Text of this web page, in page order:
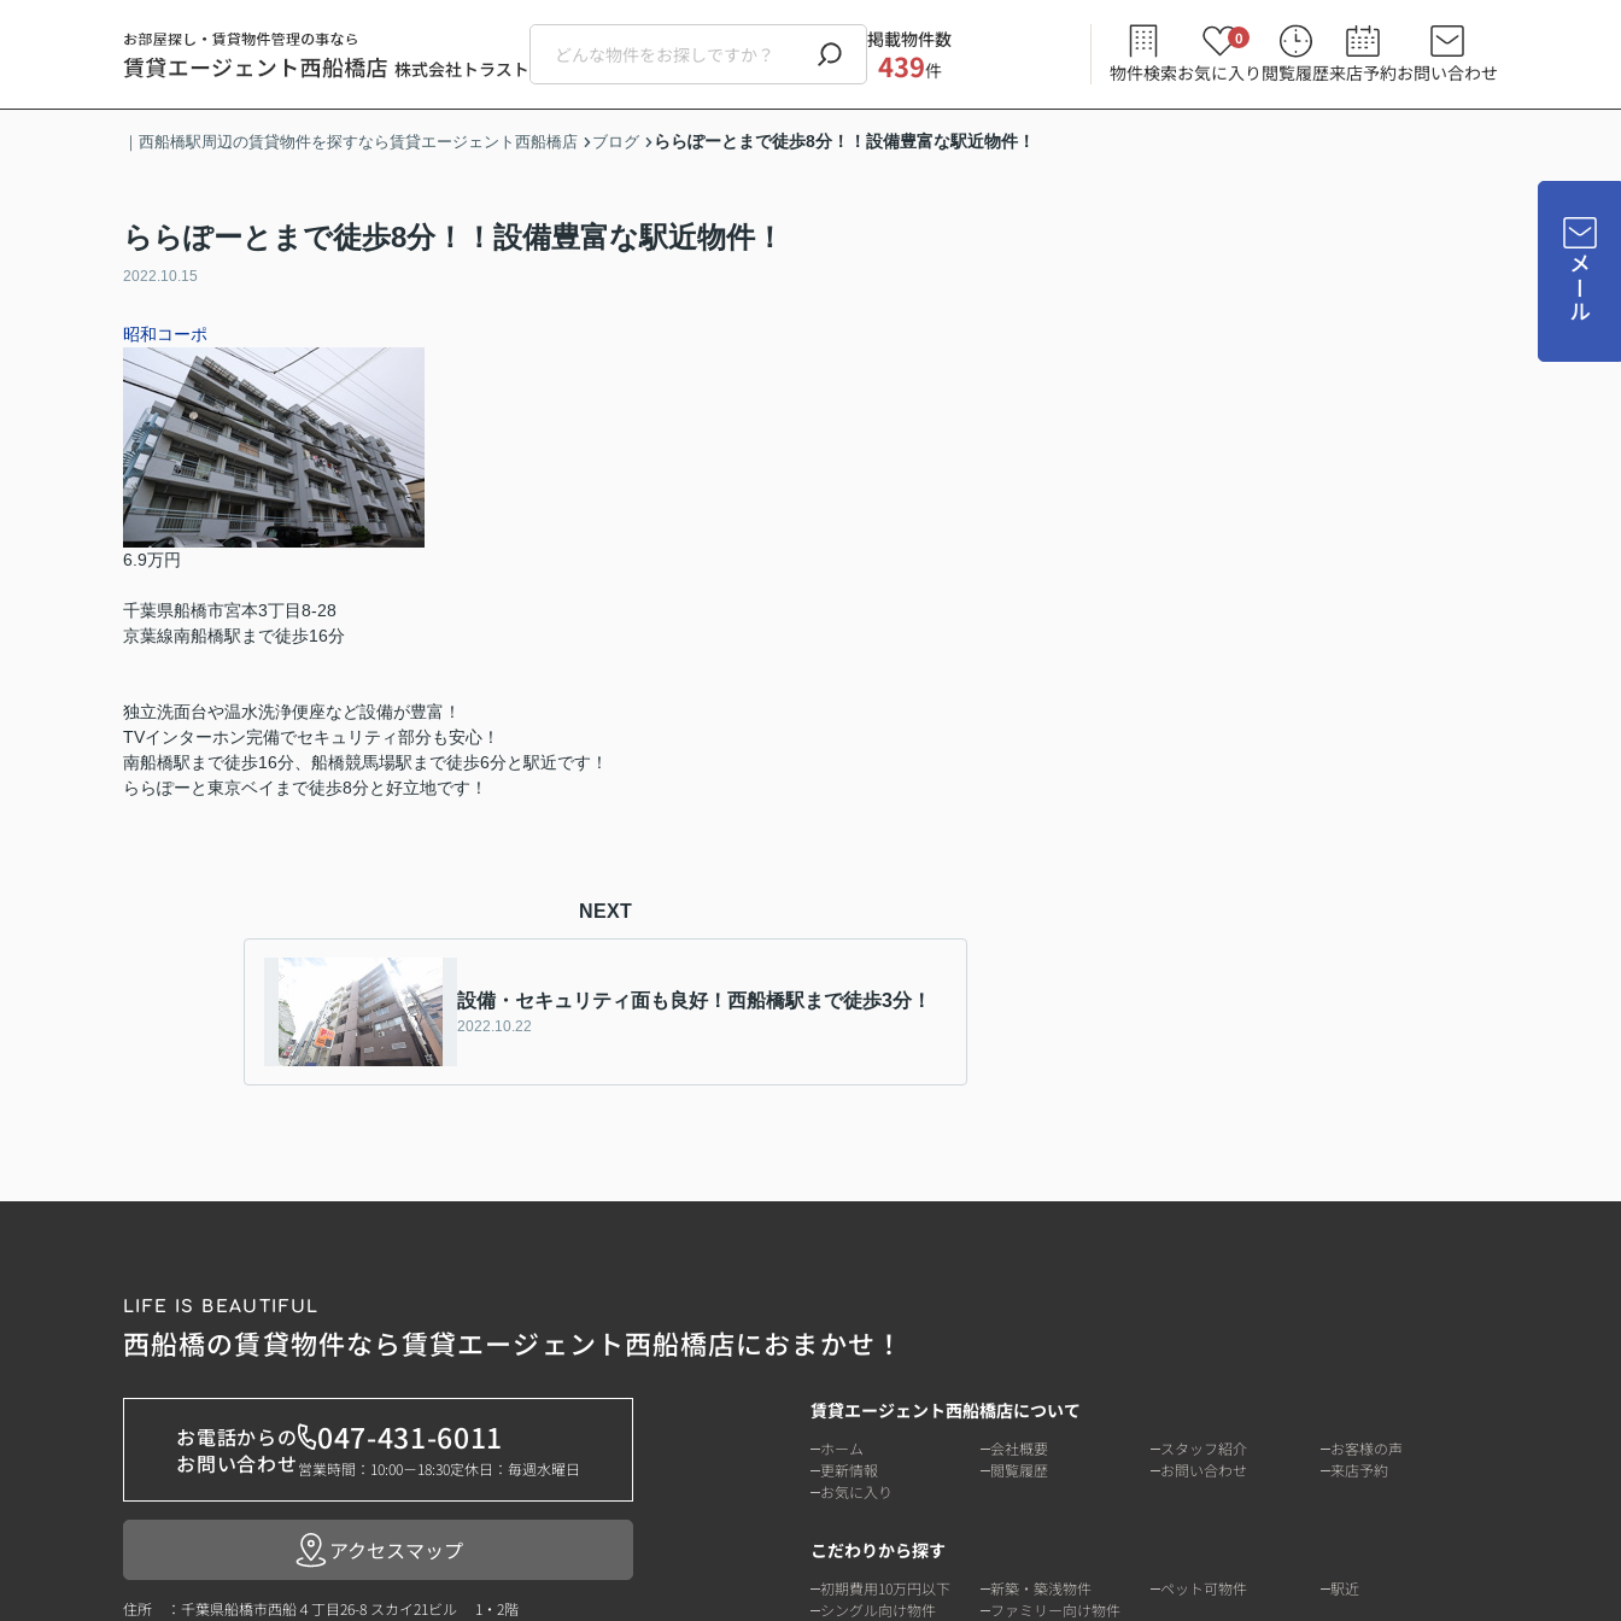
掲載物件数
439件 物件検索お気に入り
0
閲覧履歴来店予約お問い合わせ
メール
｜西船橋駅周辺の賃貸物件を探すなら賃貸エージェント西船橋店 ブログ ららぽーとまで徒歩8分！！設備豊富な駅近物件！
ららぽーとまで徒歩8分！！設備豊富な駅近物件！
2022.10.15
昭和コーポ
6.9万円
千葉県船橋市宮本3丁目8-28
京葉線南船橋駅まで徒歩16分
独立洗面台や温水洗浄便座など設備が豊富！
TVインターホン完備でセキュリティ部分も安心！
南船橋駅まで徒歩16分、船橋競馬場駅まで徒歩6分と駅近です！
ららぽーと東京ベイまで徒歩8分と好立地です！
NEXT
設備・セキュリティ面も良好！西船橋駅まで徒歩3分！
2022.10.22
LIFE IS BEAUTIFUL
西船橋の賃貸物件なら賃貸エージェント西船橋店におまかせ！
お電話からの
お問い合わせ
047-431-6011
営業時間：10:00－18:30定休日：毎週水曜日
アクセスマップ
住所 ：千葉県船橋市西船４丁目26-8 スカイ21ビル 1・2階
賃貸エージェント西船橋店について
ホーム 会社概要 スタッフ紹介
お客様の声
更新情報
閲覧履歴 お問い合わせ
来店予約
お気に入り
こだわりから探す
初期費用10万円以下 新築・築浅物件 ペット可物件
駅近
シングル向け物件
ファミリー向け物件